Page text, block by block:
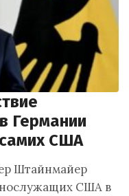
Германии
США
Штайнмайер
США в